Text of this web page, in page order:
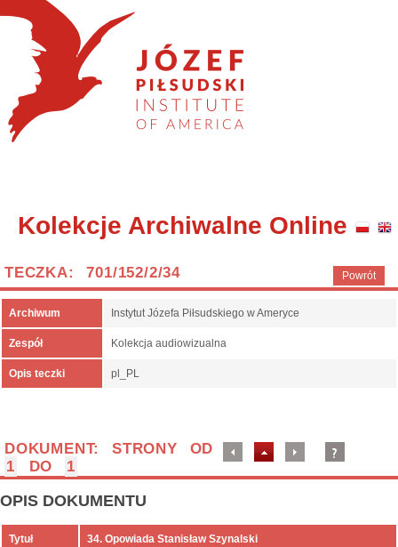
Kolekcje Archiwalne Online
Powrót
TECZKA: 701/152/2/34
Archiwum Instytut Józefa Piłsudskiego w Ameryce
Zespół Kolekcja audiowizualna
Opis teczki pl_PL
DOKUMENT: STRONY OD
1
DO 1
OPIS DOKUMENTU
Tytuł 34. Opowiada Stanisław Szynalski